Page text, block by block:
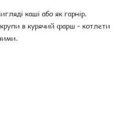
каші або як гарнір.
в курячий фарш – котлети